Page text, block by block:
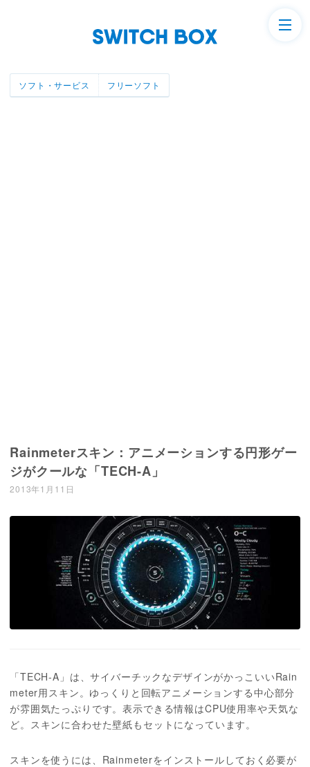
ソフト・サービス フリーソフト
Rainmeterスキン：アニメーションする円形ゲー
ジがクールな「TECH-A」
2013年1月11日
「TECH-A」は、サイバーチックなデザインがかっこいいRain
meter用スキン。ゆっくりと回転アニメーションする中心部分
が雰囲気たっぷりです。表示できる情報はCPU使用率や天気な
ど。スキンに合わせた壁紙もセットになっています。
スキンを使うには、Rainmeterをインストールしておく必要が